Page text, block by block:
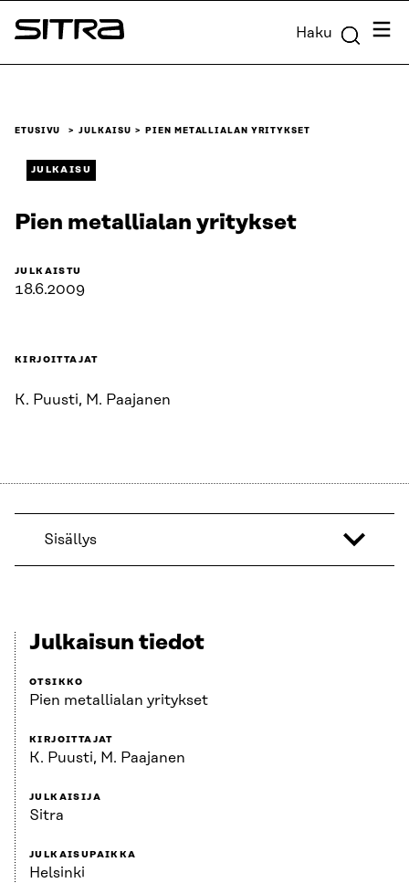
Siirry
suoraan
Sitra Haku
ETUSIVU JULKAISU PIEN METALLIALAN YRITYKSET
JULKAISU
Pien metallialan yritykset
JULKAISTU
18.6.2009
KIRJOITTAJAT
K. Puusti, M. Paajanen
Sisällys
Julkaisun tiedot
OTSIKKO
Pien metallialan yritykset
KIRJOITTAJAT
K. Puusti, M. Paajanen
JULKAISIJA
Sitra
JULKAISUPAIKKA
Helsinki